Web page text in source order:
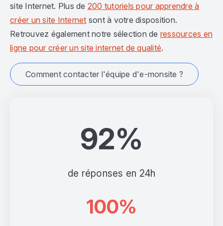
92%
de réponses en 24h
100%
site Internet. Plus de 200 tutoriels pour apprendre à
créer un site Internet sont à votre disposition.
Retrouvez également notre sélection de ressources en
ligne pour créer un site internet de qualité.
Comment contacter l'équipe d'e-monsite ?